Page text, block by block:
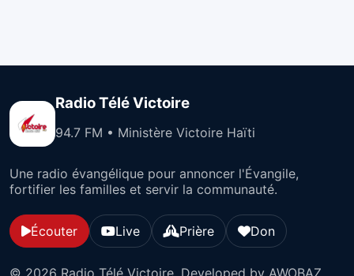
Radio Télé Victoire
94.7 FM • Ministère Victoire Haïti
Une radio évangélique pour annoncer l'Évangile,
fortifier les familles et servir la communauté.
Écouter Live Prière Don
© 2026 Radio Télé Victoire. Developed by AWOBAZ